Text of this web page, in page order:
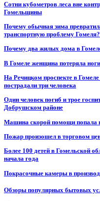
Сотни кубометров леса вне
Гомельщины
Почему обычная зима
транспортную проблему Гомеля?
Почему два жилых дома в
В Гомеле женщина потеряла
На Речицком проспекте в
пострадали три человека
Один человек погиб и трое
Добрушском районе
Машина скорой помощи попала
Пожар произошел в торговом
Более 100 детей в Гомельской
начала года
Покрасочные камеры в
Обзоры популярных бытовых